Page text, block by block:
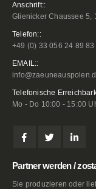
Anschrift::
Glienicker Chaussee 5,
Telefon::
+49 (0) 33 056 24 89 83
EMAIL::
Telefonische
Mo - Do 10:00 - 15:00
Partner werden /
Sie produzieren oder